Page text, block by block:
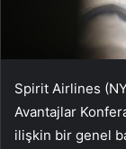
Spirit Airlines
Avantajlar
ilişkin bir genel